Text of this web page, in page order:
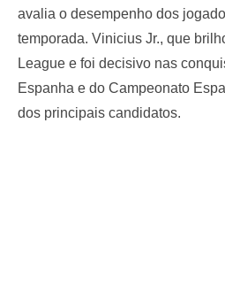
avalia o desempenho dos
temporada. Vinicius Jr., que
League e foi decisivo nas
Espanha e do Campeonato
dos principais candidatos.